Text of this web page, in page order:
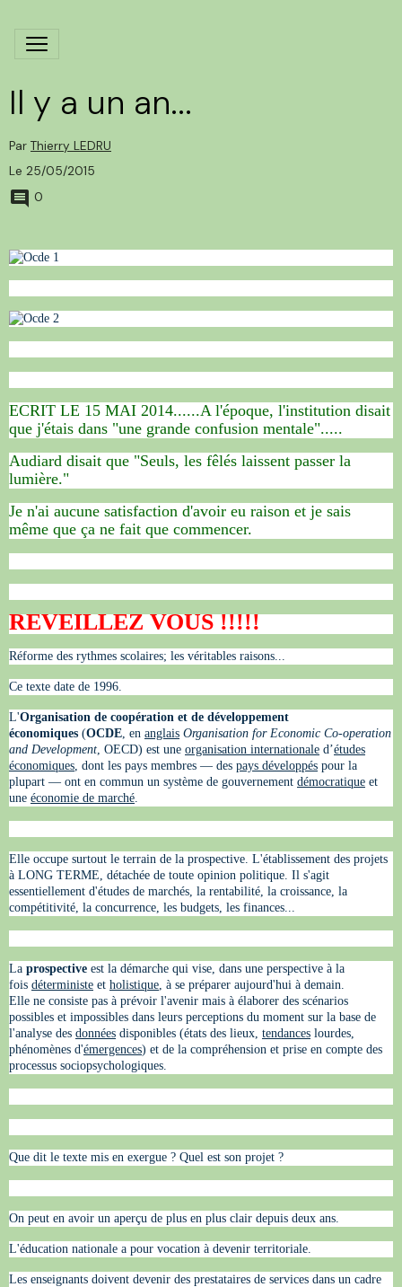
Il y a un an...
Par Thierry LEDRU
Le 25/05/2015
0
ECRIT LE 15 MAI 2014......A l'époque, l'institution disait
que j'étais dans "une grande confusion mentale".....
Audiard disait que "Seuls, les fêlés laissent passer la
lumière."
Je n'ai aucune satisfaction d'avoir eu raison et je sais
même que ça ne fait que commencer.
REVEILLEZ VOUS !!!!!
Réforme des rythmes scolaires; les véritables raisons...
Ce texte date de 1996.
L'Organisation de coopération et de développement
économiques (OCDE , en anglais Organisation for Economic Co-operation
and Development , OECD) est une organisation internationale d’études
économiques , dont les pays membres — des pays développés pour la
plupart — ont en commun un système de gouvernement démocratique et
une économie de marché
Elle occupe surtout le terrain de la prospective. L'établissement des projets
à LONG TERME, détachée de toute opinion politique. Il s'agit
essentiellement d'études de marchés, la rentabilité, la croissance, la
compétitivité, la concurrence, les budgets, les finances...
La prospective est la démarche qui vise, dans une perspective à la
fois déterministe et holistique , à se préparer aujourd'hui à demain.
Elle ne consiste pas à prévoir l'avenir mais à élaborer des scénarios
possibles et impossibles dans leurs perceptions du moment sur la base de
l'analyse des données disponibles (états des lieux, tendances lourdes,
phénomènes d'émergences) et de la compréhension et prise en compte des
processus sociopsychologiques.
Que dit le texte mis en exergue ? Quel est son projet ?
On peut en avoir un aperçu de plus en plus clair depuis deux ans.
L'éducation nationale a pour vocation à devenir territoriale.
Les enseignants doivent devenir des prestataires de services dans un cadre